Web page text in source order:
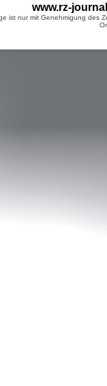
www.rz-
ist nur mit Genehmigung